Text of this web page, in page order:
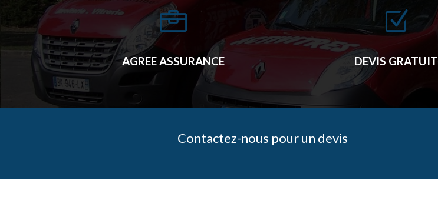

AGREE ASSURANCE
Z
DEVIS GRATUIT
Contactez-nous pour un devis